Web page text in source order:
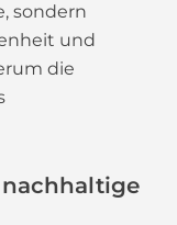
sondern
und
die